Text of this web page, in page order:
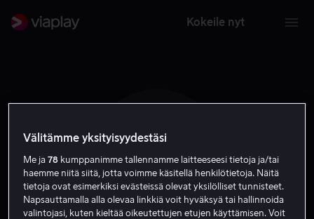
Kokeile nyt
A B
Välitämme yksityisyydestäsi
Me ja78 kumppanimme tallennamme laitteeseesi tietoja ja/tai
haemme niitä siitä, jotta voimme käsitellä henkilötietoja. Näitä
tietoja ovat esimerkiksi evästeissä olevat yksilölliset tunnisteet.
Napsauttamalla alla olevaa linkkiä voit hyväksyä tai hallinnoida
valintojasi, kuten kieltää oikeutettujen etujen käyttämisen. Voit